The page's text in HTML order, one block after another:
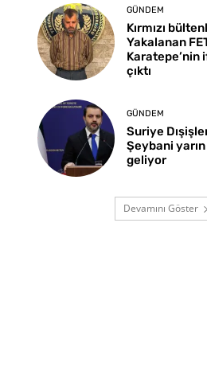
GÜNDEM
Kırmızı
Yakalanan
Karatepe’nin
çıktı
GÜNDEM
Suriye
Şeybani
geliyor
Devamını Göster